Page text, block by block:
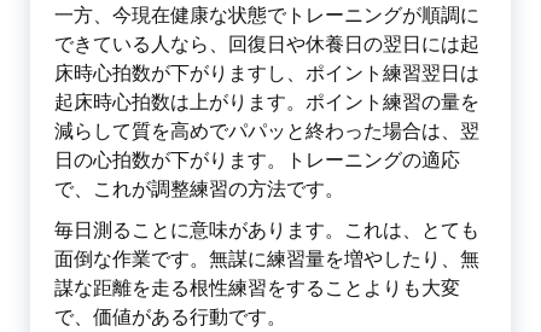
一方、今現在健康な状態でトレーニングが順調に
できている人なら、回復日や休養日の翌日には起
床時心拍数が下がりますし、ポイント練習翌日は
起床時心拍数は上がります。ポイント練習の量を
減らして質を高めでパパッと終わった場合は、翌
日の心拍数が下がります。トレーニングの適応
で、これが調整練習の方法です。
毎日測ることに意味があります。これは、とても
面倒な作業です。無謀に練習量を増やしたり、無
謀な距離を走る根性練習をすることよりも大変
で、価値がある行動です。